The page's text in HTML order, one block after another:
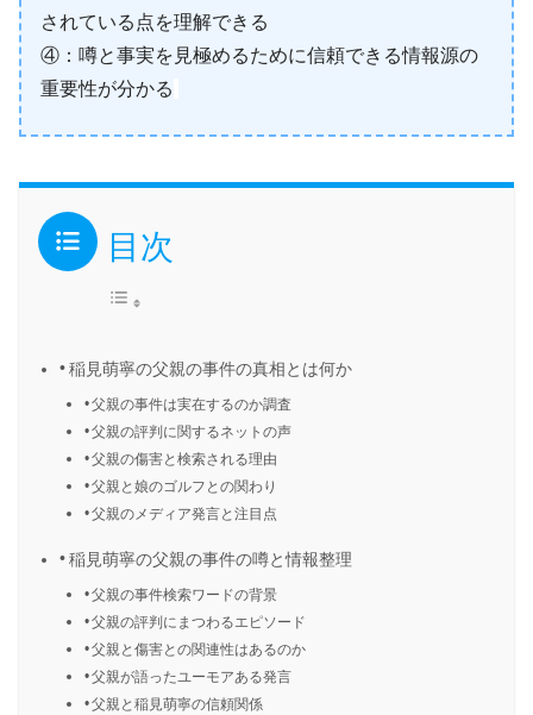
されている点を理解できる
④：噂と事実を見極めるために信頼できる情報源の
重要性が分かる
目次
稲見萌寧の父親の事件の真相とは何か
父親の事件は実在するのか調査
父親の評判に関するネットの声
父親の傷害と検索される理由
父親と娘のゴルフとの関わり
父親のメディア発言と注目点
稲見萌寧の父親の事件の噂と情報整理
父親の事件検索ワードの背景
父親の評判にまつわるエピソード
父親と傷害との関連性はあるのか
父親が語ったユーモアある発言
父親と稲見萌寧の信頼関係